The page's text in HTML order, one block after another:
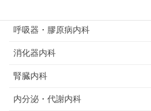
呼吸器・膠原病内科
消化器内科
腎臓内科
内分泌・代謝内科